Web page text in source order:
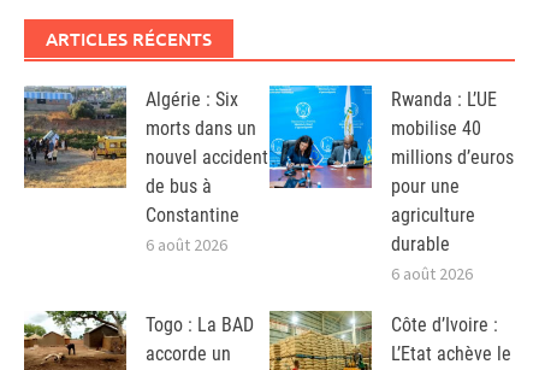
ARTICLES RÉCENTS
Algérie : Six
morts dans un
nouvel accident
de bus à
Constantine
6 août 2026
Rwanda : L’UE
mobilise 40
millions d’euros
pour une
agriculture
durable
6 août 2026
Togo : La BAD
accorde un
Côte d’Ivoire :
L’Etat achève le